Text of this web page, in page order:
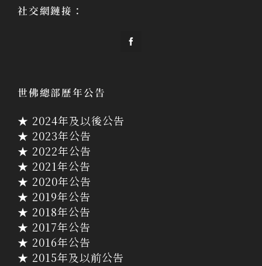
社交網鏈接：
世佛總部歷年公告
★ 2024年及以後公告
★ 2023年公告
★ 2022年公告
★ 2021年公告
★ 2020年公告
★ 2019年公告
★ 2018年公告
★ 2017年公告
★ 2016年公告
★ 2015年及以前公告